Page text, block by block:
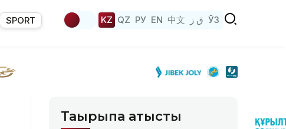
SPORT KZ QZ РУ EN 中文 ق ز ЎЗ
Тақырыпқа қатысты